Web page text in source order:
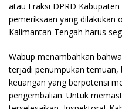
atau Fraksi DPRD
pemeriksaan yang dilakukan
Kalimantan Tengah harus
Wabup menambahkan
terjadi penumpukan
keuangan yang berpotensi
pengembalian. Untuk